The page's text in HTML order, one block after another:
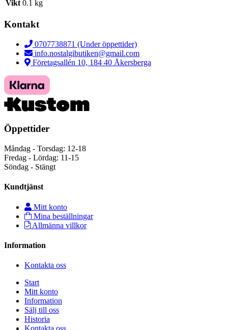
Vikt 0.1 kg
Kontakt
0707738871 (Under öppettider)
info.nostalgibutiken@gmail.com
Företagsallén 10, 184 40 Åkersberga
Öppettider
Måndag - Torsdag: 12-18
Fredag - Lördag: 11-15
Söndag - Stängt
Kundtjänst
Mitt konto
Mina beställningar
Allmänna villkor
Information
Kontakta oss
Start
Mitt konto
Information
Sälj till oss
Historia